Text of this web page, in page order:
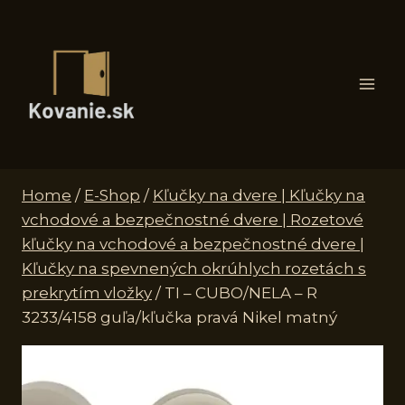
Home / E-Shop / Kľučky na dvere | Kľučky na
vchodové a bezpečnostné dvere | Rozetové
kľučky na vchodové a bezpečnostné dvere |
Kľučky na spevnených okrúhlych rozetách s
prekrytím vložky / TI – CUBO/NELA – R
3233/4158 guľa/kľučka pravá Nikel matný